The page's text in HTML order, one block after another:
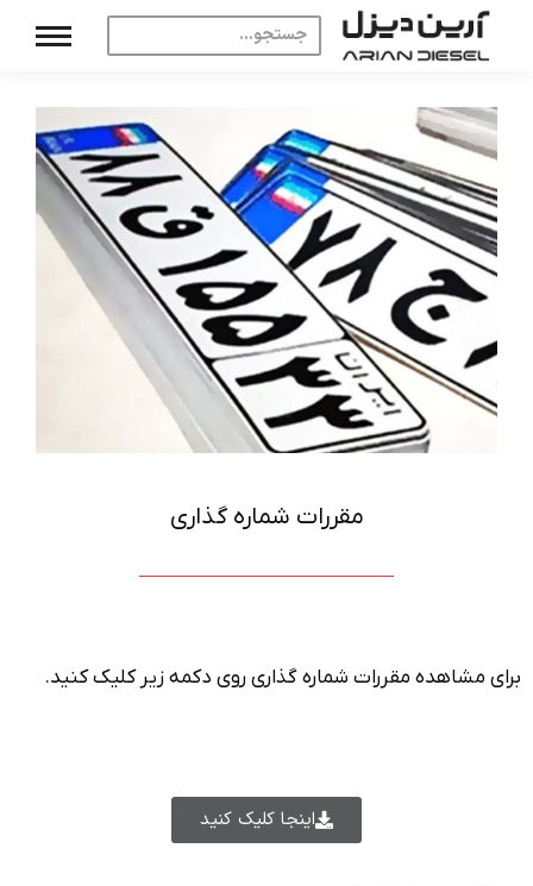
مقررات شماره گذاری
برای مشاهده مقررات شماره گذاری روی دکمه زیر کلیک کنید.
اینجا کلیک کنید